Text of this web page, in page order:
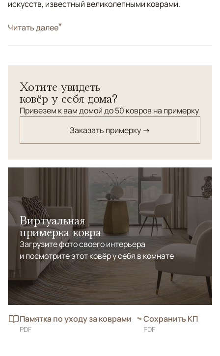
искусств, известный великолепными коврами.
СтильСовременные
Читать далее
Хотите увидеть
ковёр у себя дома?
Привезем к вам домой до 50 ковров на примерку
Заказать примерку →
Виртуальная
примерка ковра
Загрузите фото своего интерьера
и посмотрите этот ковёр у себя в комнате
Памятка по уходу за коврами
PDF
Сохранить КП
PDF